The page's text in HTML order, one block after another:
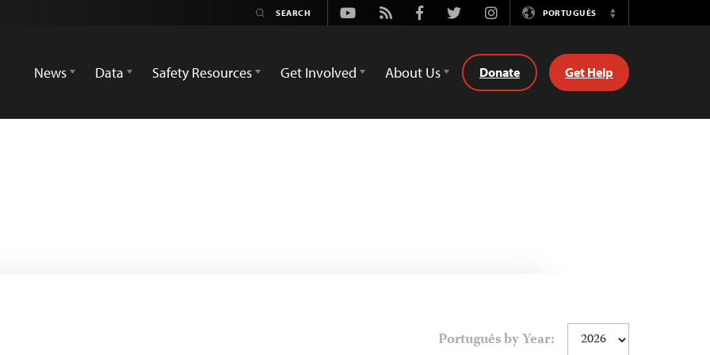
Youtube
Rss FacebookTwitterInstagramPORTUGUÊS
Switch
News
Data Safety Resources Get Involved About Us Donate Get Help
Português by Year: